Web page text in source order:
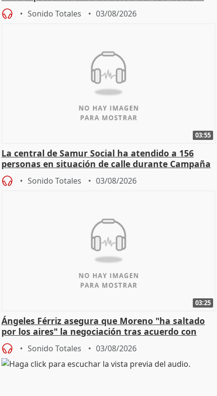
Sonido Totales 03/08/2026
03:55
La central de Samur Social ha atendido a 156
personas en situación de calle durante Campaña
de Calor
Sonido Totales 03/08/2026
03:25
Ángeles Férriz asegura que Moreno "ha saltado
por los aires" la negociación tras acuerdo con
SMA
Sonido Totales 03/08/2026